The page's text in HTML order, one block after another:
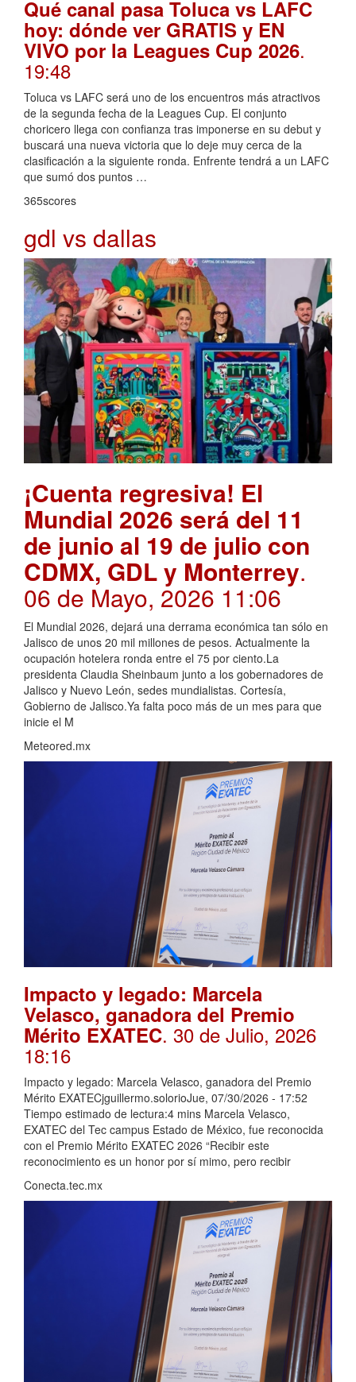
Qué canal pasa Toluca vs LAFC
hoy: dónde ver GRATIS y EN
VIVO por la Leagues Cup 2026.
19:48
Toluca vs LAFC será uno de los encuentros más atractivos
de la segunda fecha de la Leagues Cup. El conjunto
choricero llega con confianza tras imponerse en su debut y
buscará una nueva victoria que lo deje muy cerca de la
clasificación a la siguiente ronda. Enfrente tendrá a un LAFC
que sumó dos puntos …
365scores
gdl vs dallas
¡Cuenta regresiva! El
Mundial 2026 será del 11
de junio al 19 de julio con
CDMX, GDL y Monterrey.
06 de Mayo, 2026 11:06
El Mundial 2026, dejará una derrama económica tan sólo en
Jalisco de unos 20 mil millones de pesos. Actualmente la
ocupación hotelera ronda entre el 75 por ciento.La
presidenta Claudia Sheinbaum junto a los gobernadores de
Jalisco y Nuevo León, sedes mundialistas. Cortesía,
Gobierno de Jalisco.Ya falta poco más de un mes para que
inicie el M
Meteored.mx
Impacto y legado: Marcela
Velasco, ganadora del Premio
Mérito EXATEC. 30 de Julio, 2026
18:16
Impacto y legado: Marcela Velasco, ganadora del Premio
Mérito EXATECjguillermo.solorioJue, 07/30/2026 - 17:52
Tiempo estimado de lectura:4 mins Marcela Velasco,
EXATEC del Tec campus Estado de México, fue reconocida
con el Premio Mérito EXATEC 2026 “Recibir este
reconocimiento es un honor por sí mimo, pero recibir
Conecta.tec.mx